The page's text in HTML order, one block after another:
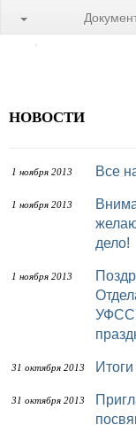
НОВОСТИ
1 ноября 2013 Все
1 ноября 2013
Вниманию предпринимателей и граждан,
дело!
1 ноября 2013
Поздравляем ветеранов и сотрудников
31 октября 2013
31 октября 2013
Приглашаем на праздничные мероприятия,